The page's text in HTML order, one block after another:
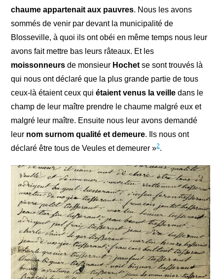
chaume appartenait aux pauvres. Nous les avons
sommés de venir par devant la municipalité de
Blosseville, à quoi ils ont obéi en même temps nous leur
avons fait mettre bas leurs râteaux. Et les
moissonneursde monsieur Hochet se sont trouvés là
qui nous ont déclaré que la plus grande partie de tous
ceux-là étaient ceux quiétaient venus la veille dans le
champ de leur maître prendre le chaume malgré eux et
malgré leur maître. Ensuite nous leur avons demandé
leur nom surnom qualité et demeure. Ils nous ont
déclaré être tous de Veules et demeurer »2.